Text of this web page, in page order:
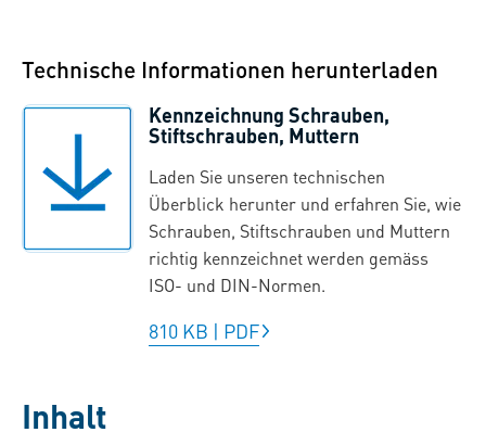
Technische Informationen herunterladen
Kennzeichnung Schrauben,
Stiftschrauben, Muttern
Laden Sie unseren technischen
Überblick herunter und erfahren Sie, wie
Schrauben, Stiftschrauben und Muttern
richtig kennzeichnet werden gemäss
ISO- und DIN-Normen.
810 KB | PDF
Inhalt